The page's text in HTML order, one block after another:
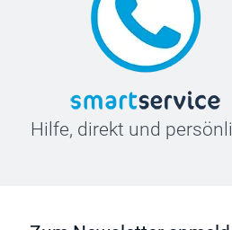
Hilfe, direkt und